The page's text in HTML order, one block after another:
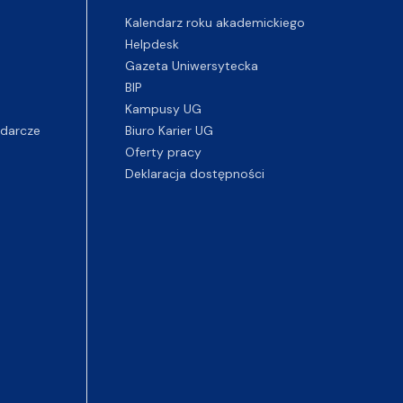
Kalendarz roku akademickiego
Helpdesk
Gazeta Uniwersytecka
BIP
Kampusy UG
Biuro Karier UG
Oferty pracy
Deklaracja dostępności